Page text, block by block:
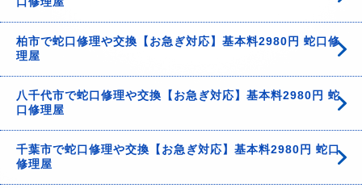
柏市で蛇口修理や交換【お急ぎ対応】基本料2980円 蛇口修
理屋
八千代市で蛇口修理や交換【お急ぎ対応】基本料2980円 蛇
口修理屋
千葉市で蛇口修理や交換【お急ぎ対応】基本料2980円 蛇口
修理屋